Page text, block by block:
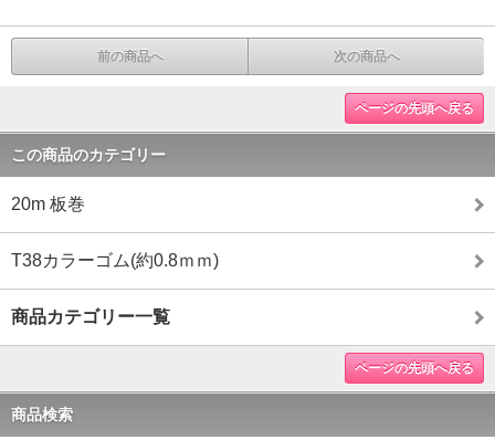
前の商品へ 次の商品へ
ページの先頭へ戻る
この商品のカテゴリー
20m 板巻
T38カラーゴム(約0.8ｍｍ)
商品カテゴリー一覧
ページの先頭へ戻る
商品検索